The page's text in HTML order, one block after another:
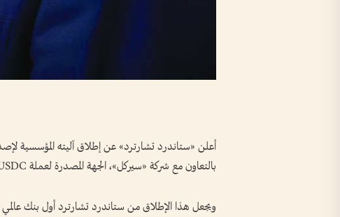
بالتعاون مع شركة «سيركل»، الجهة المصدرة لعملة USDC، وذلك من خلال كياناتها الخاضعة للتنظيم.
ويجعل هذا الإطلاق من ستاندرد تشارترد أول بنك